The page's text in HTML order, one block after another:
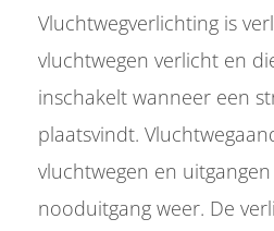
Vluchtwegverlichting is
vluchtwegen verlicht en
inschakelt wanneer een
plaatsvindt.
vluchtwegen en
nooduitgang weer. De